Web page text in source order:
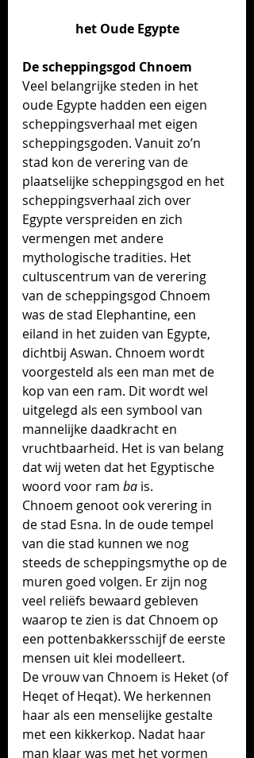
het Oude Egypte
De scheppingsgod Chnoem
Veel belangrijke steden in het
oude Egypte hadden een eigen
scheppingsverhaal met eigen
scheppingsgoden. Vanuit zo’n
stad kon de verering van de
plaatselijke scheppingsgod en het
scheppingsverhaal zich over
Egypte verspreiden en zich
vermengen met andere
mythologische tradities. Het
cultuscentrum van de verering
van de scheppingsgod Chnoem
was de stad Elephantine, een
eiland in het zuiden van Egypte,
dichtbij Aswan. Chnoem wordt
voorgesteld als een man met de
kop van een ram. Dit wordt wel
uitgelegd als een symbool van
mannelijke daadkracht en
vruchtbaarheid. Het is van belang
dat wij weten dat het Egyptische
woord voor ram ba is.
Chnoem genoot ook verering in
de stad Esna. In de oude tempel
van die stad kunnen we nog
steeds de scheppingsmythe op de
muren goed volgen. Er zijn nog
veel reliëfs bewaard gebleven
waarop te zien is dat Chnoem op
een pottenbakkersschijf de eerste
mensen uit klei modelleert.
De vrouw van Chnoem is Heket (of
Heqet of Heqat). We herkennen
haar als een menselijke gestalte
met een kikkerkop. Nadat haar
man klaar was met het vormen